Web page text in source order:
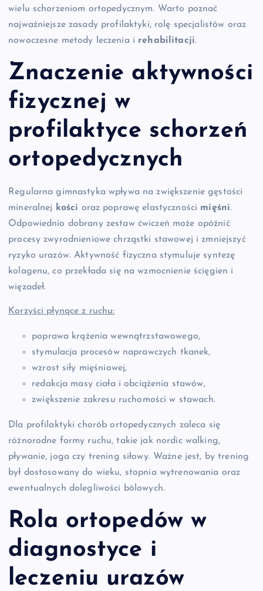
wielu schorzeniom ortopedycznym. Warto poznać
najważniejsze zasady profilaktyki, rolę specjalistów oraz
nowoczesne metody leczenia i rehabilitacji.
Znaczenie aktywności
fizycznej w
profilaktyce schorzeń
ortopedycznych
Regularna gimnastyka wpływa na zwiększenie gęstości
mineralnej kości oraz poprawę elastyczności mięśni.
Odpowiednio dobrany zestaw ćwiczeń może opóźnić
procesy zwyrodnieniowe chrząstki stawowej i zmniejszyć
ryzyko urazów. Aktywność fizyczna stymuluje syntezę
kolagenu, co przekłada się na wzmocnienie ścięgien i
więzadeł.
Korzyści płynące z ruchu:
poprawa krążenia wewnątrzstawowego,
stymulacja procesów naprawczych tkanek,
wzrost siły mięśniowej,
redakcja masy ciała i obciążenia stawów,
zwiększenie zakresu ruchomości w stawach.
Dla profilaktyki chorób ortopedycznych zaleca się
różnorodne formy ruchu, takie jak nordic walking,
pływanie, joga czy trening siłowy. Ważne jest, by trening
był dostosowany do wieku, stopnia wytrenowania oraz
ewentualnych dolegliwości bólowych.
Rola ortopedów w
diagnostyce i
leczeniu urazów